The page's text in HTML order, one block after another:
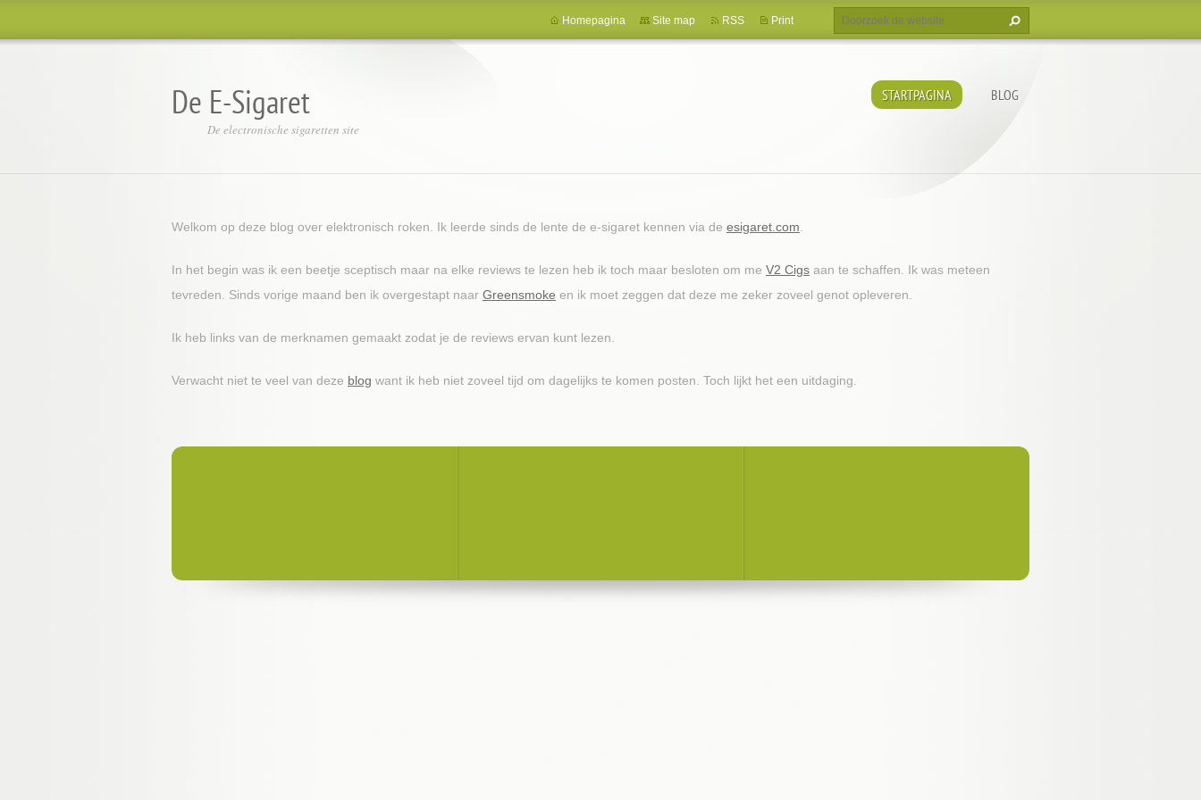
De E-Sigaret
De electronische sigaretten site
STARTPAGINA BLOG
Homepagina Site map RSS Print
Welkom op deze blog over elektronisch roken. Ik leerde sinds de lente de e-sigaret kennen via de esigaret.com
In het begin was ik een beetje sceptisch maar na elke reviews te lezen heb ik toch maar besloten om me V2 Cigs aan te schaffen. Ik was meteen
tevreden. Sinds vorige maand ben ik overgestapt naar Greensmoke en ik moet zeggen dat deze me zeker zoveel genot opleveren.
Ik heb links van de merknamen gemaakt zodat je de reviews ervan kunt lezen.
Verwacht niet te veel van deze blog want ik heb niet zoveel tijd om dagelijks te komen posten. Toch lijkt het een uitdaging.